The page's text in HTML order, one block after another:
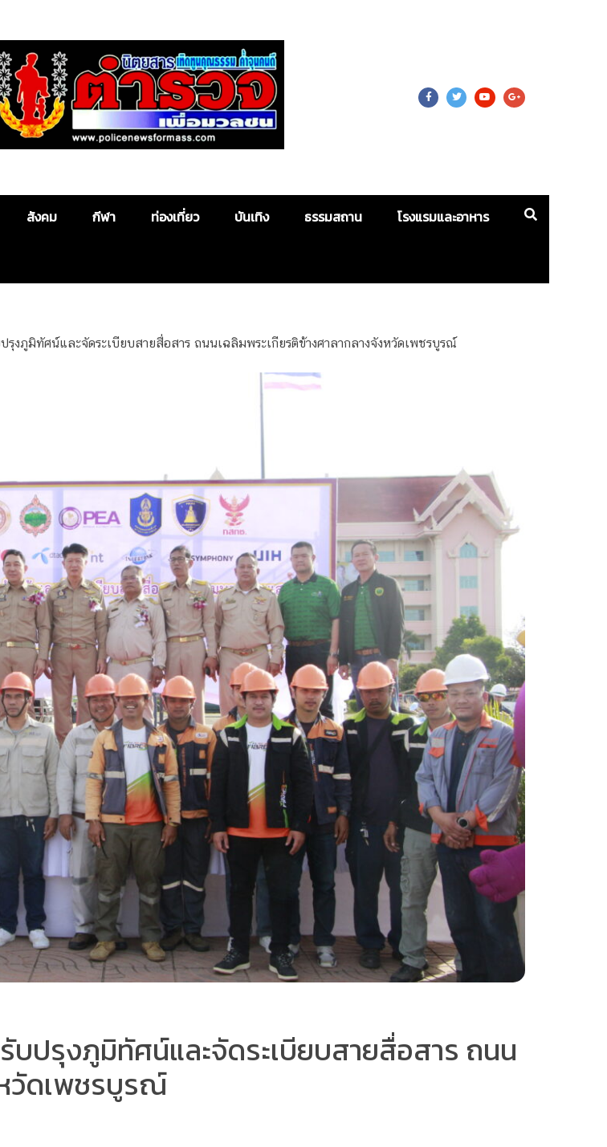
News For Mass
สังคม กีฬา ท่องเที่ยว บันเทิง ธรรมสถาน โรงแรมและอาหาร
งภูมิทัศน์และจัดระเบียบสายสื่อสาร ถนนเฉลิมพระเกียรติข้างศาลากลางจังหวัดเพชรบูรณ์
ปรุงภูมิทัศน์และจัดระเบียบสายสื่อสาร ถนน
วัดเพชรบูรณ์